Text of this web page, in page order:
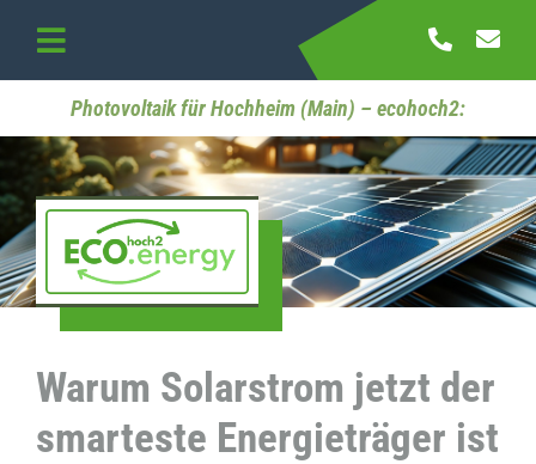
content
Toggle
Navigation
Startseite
Referenzen
Kontakt
Photovoltaik für Hochheim (Main) – ecohoch2:
Warum Solarstrom jetzt der
smarteste Energieträger ist